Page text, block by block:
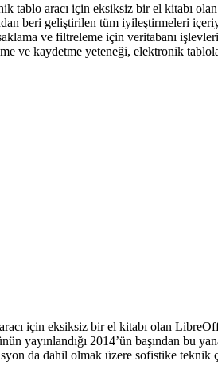
tablo aracı için eksiksiz bir el kitabı
beri geliştirilen tüm iyileştirmeleri
ve filtreleme için veritabanı
ve kaydetme yeteneği, elektronik
için eksiksiz bir el kitabı olan
yayınlandığı 2014’ün başından bu
da dahil olmak üzere sofistike teknik